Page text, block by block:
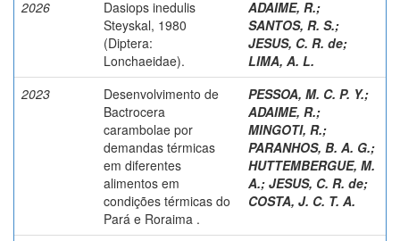
2026
Dasiops inedulis
Steyskal, 1980
(Diptera:
Lonchaeidae).
ADAIME, R.;
SANTOS, R. S.;
JESUS, C. R. de;
LIMA, A. L.
2023
Desenvolvimento de
Bactrocera
carambolae por
demandas térmicas
em diferentes
alimentos em
condições térmicas do
Pará e Roraima .
PESSOA, M. C. P. Y.;
ADAIME, R.;
MINGOTI, R.;
PARANHOS, B. A. G.;
HUTTEMBERGUE, M.
A.; JESUS, C. R. de;
COSTA, J. C. T. A.